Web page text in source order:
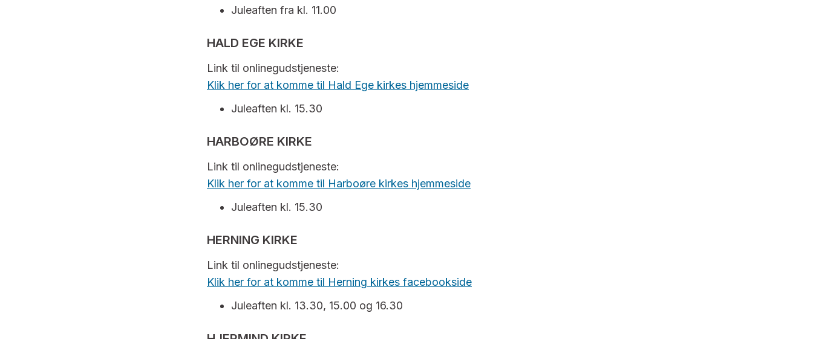
Juleaften fra kl. 11.00
HALD EGE KIRKE
Link til onlinegudstjeneste:
Klik her for at komme til Hald Ege kirkes hjemmeside
Juleaften kl. 15.30
HARBOØRE KIRKE
Link til onlinegudstjeneste:
Klik her for at komme til Harboøre kirkes hjemmeside
Juleaften kl. 15.30
HERNING KIRKE
Link til onlinegudstjeneste:
Klik her for at komme til Herning kirkes facebookside
Juleaften kl. 13.30, 15.00 og 16.30